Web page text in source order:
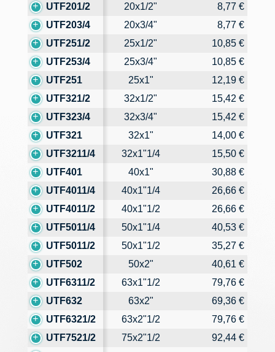
UTF201/2
20x1/2"
8,77 €
UTF203/4
20x3/4"
8,77 €
UTF251/2
25x1/2"
10,85 €
UTF253/4
25x3/4"
10,85 €
UTF251
25x1"
12,19 €
UTF321/2
32x1/2"
15,42 €
UTF323/4
32x3/4"
15,42 €
UTF321
32x1"
14,00 €
UTF3211/4
32x1"1/4
15,50 €
UTF401
40x1"
30,88 €
UTF4011/4
40x1"1/4
26,66 €
UTF4011/2
40x1"1/2
26,66 €
UTF5011/4
50x1"1/4
40,53 €
UTF5011/2
50x1"1/2
35,27 €
UTF502
50x2"
40,61 €
UTF6311/2
63x1"1/2
79,76 €
UTF632
63x2"
69,36 €
UTF6321/2
63x2"1/2
79,76 €
UTF7521/2
75x2"1/2
92,44 €